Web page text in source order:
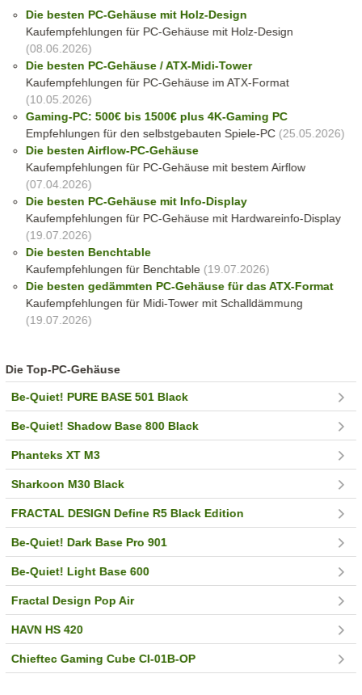
Die besten PC-Gehäuse mit Holz-Design
Kaufempfehlungen für PC-Gehäuse mit Holz-Design
(08.06.2026)
Die besten PC-Gehäuse / ATX-Midi-Tower
Kaufempfehlungen für PC-Gehäuse im ATX-Format
(10.05.2026)
Gaming-PC: 500€ bis 1500€ plus 4K-Gaming PC
Empfehlungen für den selbstgebauten Spiele-PC(25.05.2026)
Die besten Airflow-PC-Gehäuse
Kaufempfehlungen für PC-Gehäuse mit bestem Airflow
(07.04.2026)
Die besten PC-Gehäuse mit Info-Display
Kaufempfehlungen für PC-Gehäuse mit Hardwareinfo-Display
(19.07.2026)
Die besten Benchtable
Kaufempfehlungen für Benchtable (19.07.2026)
Die besten gedämmten PC-Gehäuse für das ATX-Format
Kaufempfehlungen für Midi-Tower mit Schalldämmung
(19.07.2026)
Die Top-PC-Gehäuse
Be-Quiet! PURE BASE 501 Black
Be-Quiet! Shadow Base 800 Black
Phanteks XT M3
Sharkoon M30 Black
FRACTAL DESIGN Define R5 Black Edition
Be-Quiet! Dark Base Pro 901
Be-Quiet! Light Base 600
Fractal Design Pop Air
HAVN HS 420
Chieftec Gaming Cube CI-01B-OP